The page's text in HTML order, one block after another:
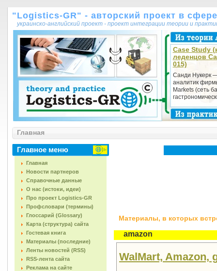
"Logistics-GR" - авторский проект в
украинско-английский проект - проект интеграции теории и
Case Study
леденцов
015)
Санди Нукерк
аналитик
Markets (сеть
Главная
Главное меню
Главная
Новости партнеров
Справочные данные
О нас (истоки, идеи)
Про проект Logistics-GR
Профсловари (термины)
Глоссарий (Glossary)
Карта (структура) сайта
Гостевая книга
Материалы (последние)
Ленты новостей (RSS)
RSS-лента сайта
Реклама на сайте
Материалы, в которых
amazon
WalMart, Amazon,